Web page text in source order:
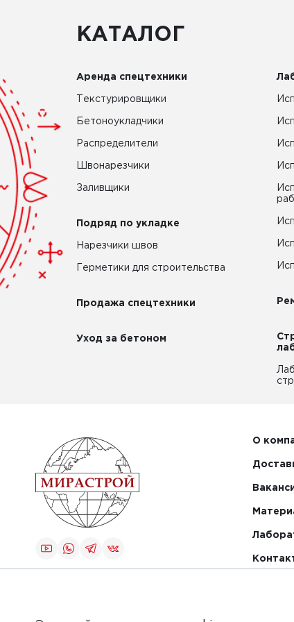
КАТАЛОГ
Аренда спецтехники
Текстурировщики
Бетоноукладчики
Распределители
Швонарезчики
Заливщики
Подряд по укладке
Нарезчики швов
Герметики для строительства
Продажа спецтехники
Уход за бетоном
О